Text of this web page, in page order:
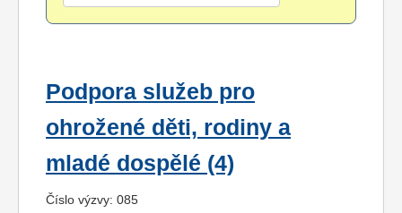
Podpora služeb pro
ohrožené děti, rodiny a
mladé dospělé (4)
Číslo výzvy: 085